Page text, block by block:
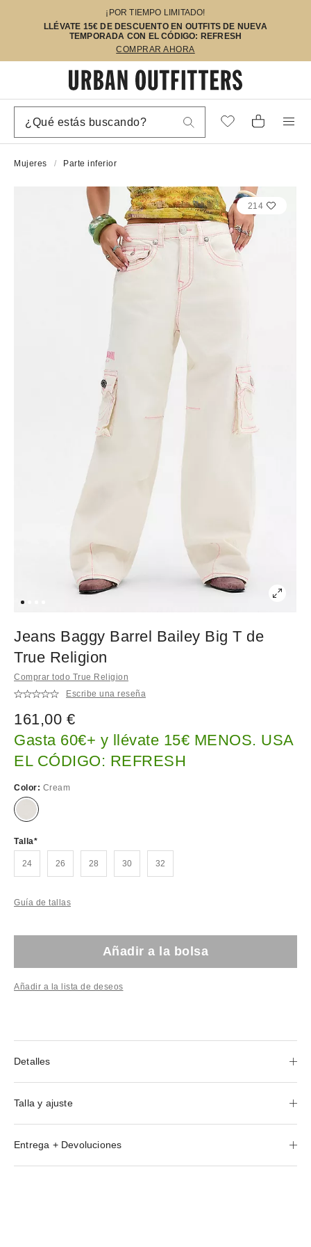
¡POR TIEMPO LIMITADO!
LLÉVATE 15€ DE DESCUENTO EN OUTFITS DE NUEVA
TEMPORADA CON EL CÓDIGO: REFRESH
COMPRAR AHORA
Mujeres Parte inferior
214
Jeans Baggy Barrel Bailey Big T de
True Religion
Comprar todo True Religion
Escribe una reseña
161,00 €
Gasta 60€+ y llévate 15€ MENOS. USA
EL CÓDIGO: REFRESH
Color: Cream
Talla
24 26 28 30 32
Guía de tallas
Añadir a la bolsa
Añadir a la lista de deseos
Detalles
Talla y ajuste
Entrega + Devoluciones